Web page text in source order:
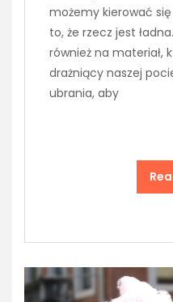
możemy kierować
to, że rzecz jest
również na materiał,
drażniący naszej
ubrania, aby